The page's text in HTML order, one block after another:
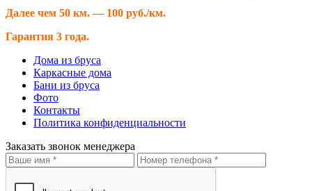
Далее чем 50 км. — 100 руб./км.
Гарантия 3 года.
Дома из бруса
Каркасные дома
Бани из бруса
Фото
Контакты
Политика конфиденциальности
Заказать звонок менеджера